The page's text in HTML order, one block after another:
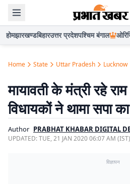
होमझारखण्डबिहारउत्तर प्रदेशपश्चिम बंगाल
Home State Uttar Pradesh Lucknow
मायावती के मंत्री रहे
विधायकों ने थामा सपा
Author PRABHAT KHABAR DIGITAL
UPDATED:TUE, 21 JAN 2020 06:07 AM (IST)
विज्ञापन